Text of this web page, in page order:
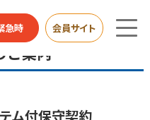
急時 会員サイト
スサービスのご案内
ご案内
ム付保守契約